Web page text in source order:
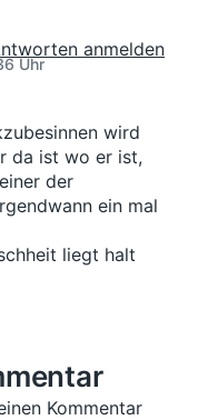
Uhr
wird
da ist wo er ist,
der
ein mal
liegt halt
anmelden
Kommentar